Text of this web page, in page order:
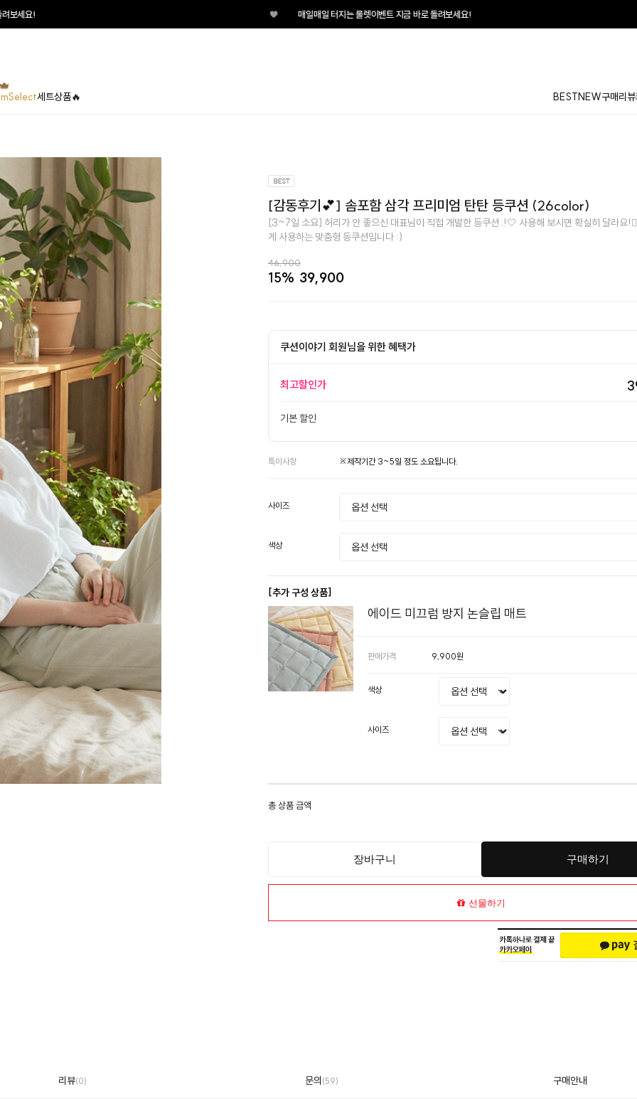
매일매일 터지는 룰렛이벤트 지금 바로 돌려보세요!
세트상품🔥 BESTNEW구매리뷰
[감동후기💕] 솜포함 삼각 프리미엄 탄탄 등쿠션 (26color)
[3~7일 소요] 허리가 안 좋으신 대표님이 직접 개발한 등쿠션..!🤍 사용해 보시면 확실히 달라요
게 사용하는 맞춤형 등쿠션입니다 :)
46,900
15% 39,900
쿠션이야기 회원님을 위한 혜택가
최고할인가
기본 할인
특이사항 ※제작기간 3~5일 정도 소요됩니다.
사이즈
색상
[추가 구성 상품]
에이드 미끄럼 방지 논슬립 매트
판매가격 9,900원
색상
사이즈
총 상품 금액
장바구니 구매하기
선물하기
리뷰(0) 문의 (59) 구매안내